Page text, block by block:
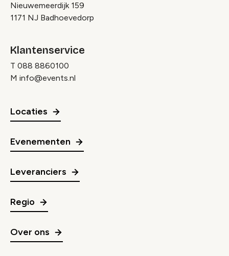
Nieuwemeerdijk 159
1171 NJ Badhoevedorp
Klantenservice
T 088 8860100
M info@events.nl
Locaties
Evenementen
Leveranciers
Regio
Over ons